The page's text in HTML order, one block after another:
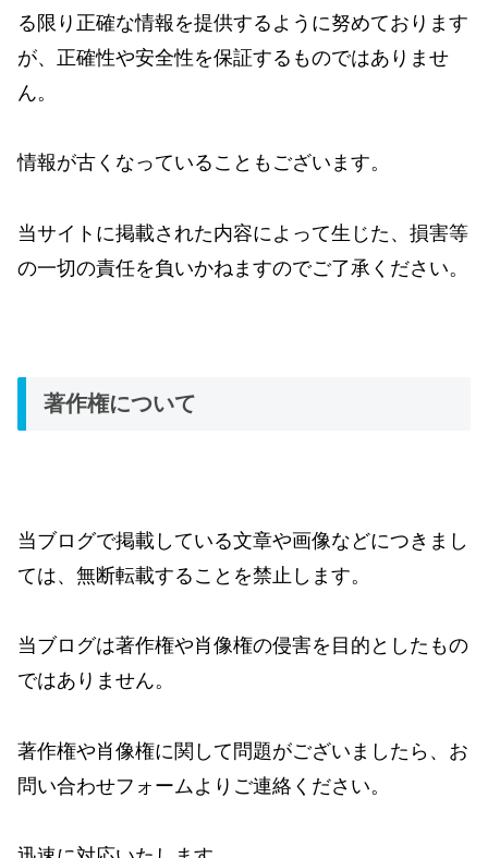
る限り正確な情報を提供するように努めております
が、正確性や安全性を保証するものではありませ
ん。
情報が古くなっていることもございます。
当サイトに掲載された内容によって生じた、損害等
の一切の責任を負いかねますのでご了承ください。
著作権について
当ブログで掲載している文章や画像などにつきまし
ては、無断転載することを禁止します。
当ブログは著作権や肖像権の侵害を目的としたもの
ではありません。
著作権や肖像権に関して問題がございましたら、お
問い合わせフォームよりご連絡ください。